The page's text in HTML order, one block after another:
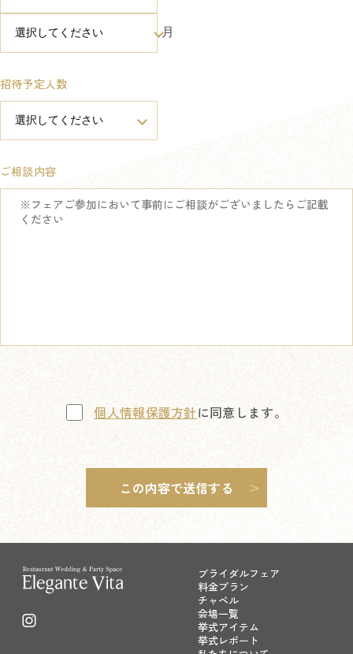
月
招待予定人数
ご相談内容
個人情報保護方針に同意します。
ブライダルフェア
料金プラン
チャペル
会場一覧
挙式アイテム
挙式レポート